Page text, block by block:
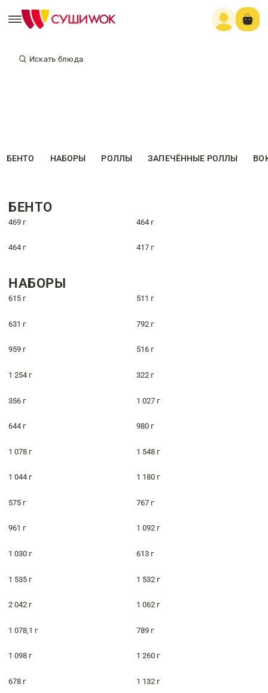
Искать блюда
БЕНТО НАБОРЫ РОЛЛЫ ЗАПЕЧЁННЫЕ РОЛЛЫ
БЕНТО
469 г 464 г
464 г 417 г
НАБОРЫ
615 г 511 г
631 г 792 г
959 г 516 г
1 254 г 322 г
356 г 1 027 г
644 г 980 г
1 078 г 1 548 г
1 044 г 1 180 г
575 г 767 г
961 г 1 092 г
1 030 г 613 г
1 535 г 1 532 г
2 042 г 1 062 г
1 078,1 г 789 г
1 098 г 1 260 г
678 г 1 132 г